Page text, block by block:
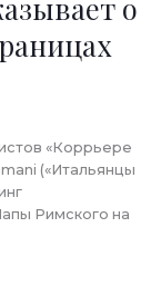
о
«Коррьере
(«Итальянцы
Римского на